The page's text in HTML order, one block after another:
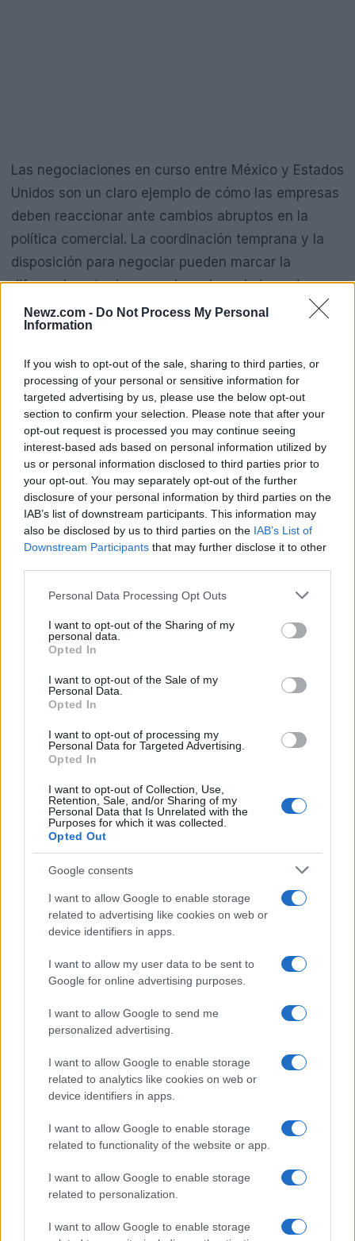
Newz.com - Do Not Process My Personal
Information
If you wish to opt-out of the sale, sharing to third parties, or
processing of your personal or sensitive information for
targeted advertising by us, please use the below opt-out
section to confirm your selection. Please note that after your
opt-out request is processed you may continue seeing
interest-based ads based on personal information utilized by
us or personal information disclosed to third parties prior to
your opt-out. You may separately opt-out of the further
disclosure of your personal information by third parties on the
IAB’s list of downstream participants. This information may
also be disclosed by us to third parties on the IAB’s List of
Downstream Participants that may further disclose it to other
Please note that this website/app uses one or more Google
not limited to your visit or usage behaviour. You may click to
grant or deny consent to Google and its third-party tags to
use your data for below specified purposes in below Google
consent section.
Personal Data Processing Opt Outs
I want to opt-out of the Sharing of my
personal data.
Opted In
I want to opt-out of the Sale of my
Personal Data.
Opted In
I want to opt-out of processing my
Personal Data for Targeted Advertising.
Opted In
I want to opt-out of Collection, Use,
Retention, Sale, and/or Sharing of my
Personal Data that Is Unrelated with the
Purposes for which it was collected.
Opted Out
Google consents
I want to allow Google to enable storage
related to advertising like cookies on web or
device identifiers in apps.
I want to allow my user data to be sent to
Google for online advertising purposes.
I want to allow Google to send me
personalized advertising.
I want to allow Google to enable storage
related to analytics like cookies on web or
device identifiers in apps.
I want to allow Google to enable storage
related to functionality of the website or app.
I want to allow Google to enable storage
related to personalization.
I want to allow Google to enable storage
Las negociaciones en curso entre México y Estados
Unidos son un claro ejemplo de cómo las empresas
deben reaccionar ante cambios abruptos en la
política comercial. La coordinación temprana y la
disposición para negociar pueden marcar la
diferencia entre la supervivencia y el cierre de
negocios. Las lecciones aprendidas de fracasos
pasados indican que un enfoque proactivo es clave
pasar si las empresas no se preparan
adecuadamente?
Prácticas recomendadas para los
fundadores y gerentes de producto
Para los fundadores y gerentes de producto que se
enfrentan a entornos de incertidumbre política y
económica, hay varias estrategias útiles que
realizar un análisis exhaustivo del entorno
regulatorio y de mercado para anticipar posibles
cambios. Esto no solo incluye las tarifas, sino
modelo de negocio. ¿Estás al tanto de todas las
regulaciones que podrían afectar tu empresa?
Además, fomentar relaciones sólidas con los
stakeholders es esencial. Durante momentos de
crisis, contar con aliados en el gobierno y en la
industria puede proporcionar información valiosa y
apoyo en las negociaciones. Por último, las
empresas deben estar preparadas para ajustar su
sea necesario, siempre manteniendo un enfoque en
la sostenibilidad y el *product-market fit*. ¿No
crees que es vital adaptarse constantemente a las
necesidades del mercado?